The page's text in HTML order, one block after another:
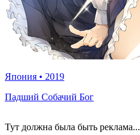
Япония • 2019
Падший Собачий Бог
Тут должна была быть реклама...